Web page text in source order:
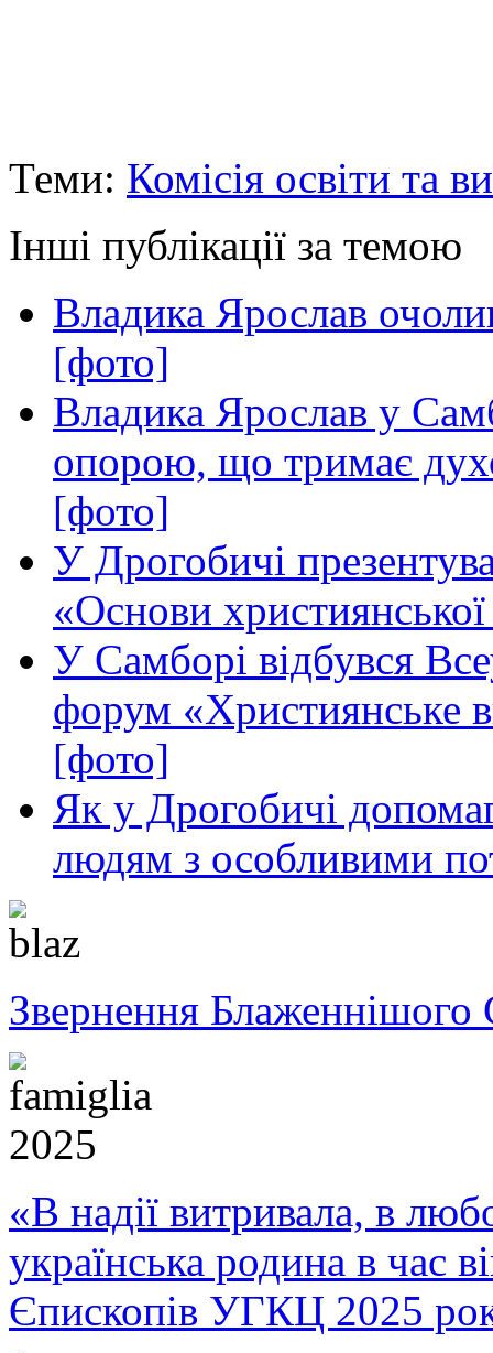
Теми: Комісія освіти та
Інші публікації за темою
Владика Ярослав
[фото]
Владика Ярослав у
опорою, що тримає
[фото]
У Дрогобичі
«Основи
У Самборі відбувся
форум «Християнське
[фото]
Як у Дрогобичі
людям з особливими
Звернення Блаженнішого
«В надії витривала, в
українська родина в час
Єпископів УГКЦ 2025